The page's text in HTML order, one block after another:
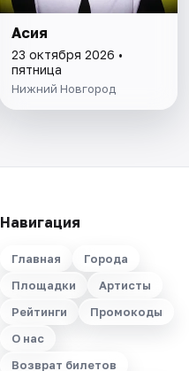
Асия
23 октября 2026 •
пятница
Нижний Новгород
Навигация
Главная
Города
Площадки
Артисты
Рейтинги
Промокоды
О нас
Возврат билетов